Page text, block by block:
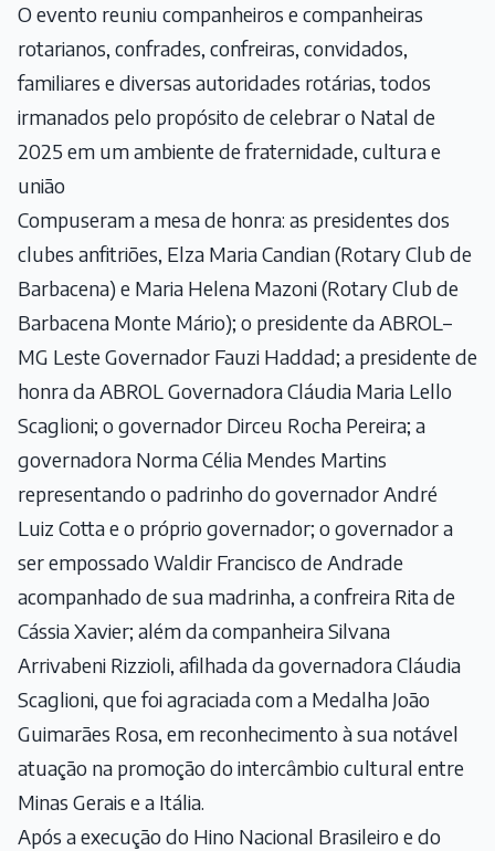
O evento reuniu companheiros e companheiras
rotarianos, confrades, confreiras, convidados,
familiares e diversas autoridades rotárias, todos
irmanados pelo propósito de celebrar o Natal de
2025 em um ambiente de fraternidade, cultura e
união
Compuseram a mesa de honra: as presidentes dos
clubes anfitriões, Elza Maria Candian (Rotary Club de
Barbacena) e Maria Helena Mazoni (Rotary Club de
Barbacena Monte Mário); o presidente da ABROL–
MG Leste Governador Fauzi Haddad; a presidente de
honra da ABROL Governadora Cláudia Maria Lello
Scaglioni; o governador Dirceu Rocha Pereira; a
governadora Norma Célia Mendes Martins
representando o padrinho do governador André
Luiz Cotta e o próprio governador; o governador a
ser empossado Waldir Francisco de Andrade
acompanhado de sua madrinha, a confreira Rita de
Cássia Xavier; além da companheira Silvana
Arrivabeni Rizzioli, afilhada da governadora Cláudia
Scaglioni, que foi agraciada com a Medalha João
Guimarães Rosa, em reconhecimento à sua notável
atuação na promoção do intercâmbio cultural entre
Minas Gerais e a Itália.
Após a execução do Hino Nacional Brasileiro e do